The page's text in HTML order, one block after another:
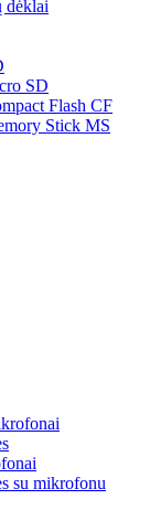
dėklai
SD
Flash CF
Stick MS
su mikrofonu